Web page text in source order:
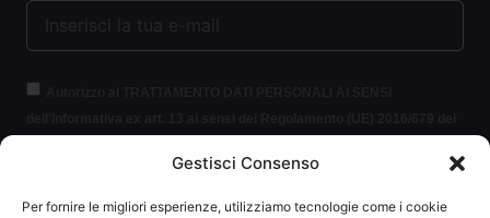
Gestisci Consenso
Per fornire le migliori esperienze, utilizziamo tecnologie come i cookie
protezione delle persone fisiche con riguardo al trattamento dei dati